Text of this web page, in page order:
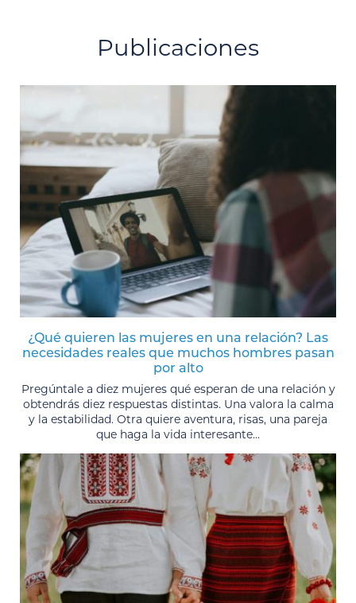
Publicaciones
¿Qué quieren las mujeres en una relación? Las
necesidades reales que muchos hombres pasan
por alto
Pregúntale a diez mujeres qué esperan de una relación y
obtendrás diez respuestas distintas. Una valora la calma
y la estabilidad. Otra quiere aventura, risas, una pareja
que haga la vida interesante...